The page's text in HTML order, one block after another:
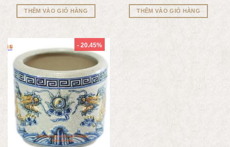
THÊM VÀO GIỎ HÀNG THÊM VÀO GIỎ HÀNG
- 20.45%